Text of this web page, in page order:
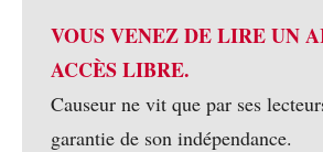
VOUS VENEZ DE LIRE UN
ACCÈS LIBRE.
Causeur ne vit que par ses
garantie de son indépendance.